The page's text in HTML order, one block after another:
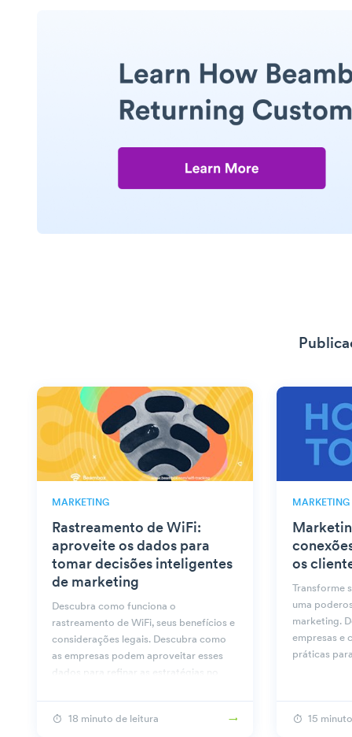
MARKETING
Rastreamento de WiFi:
aproveite os dados para
tomar decisões inteligentes
de marketing
Descubra como funciona o
rastreamento de WiFi, seus benefícios e
considerações legais. Descubra como
as empresas podem aproveitar esses
dados para refinar as estratégias no
18 minuto de leitura
MARKETING
os
Transforme
uma
marketing.
empresas e
práticas
15